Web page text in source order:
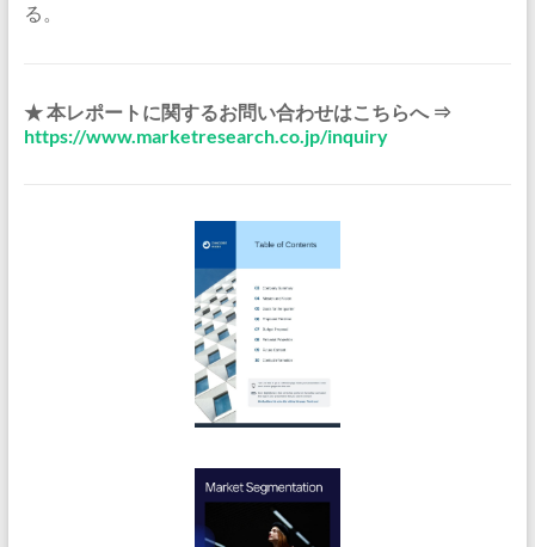
る。
★ 本レポートに関するお問い合わせはこちらへ ⇒
https://www.marketresearch.co.jp/inquiry